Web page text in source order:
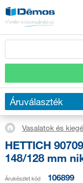
Áruválaszték
Vasalatok és
HETTICH
148/128 mm
Árukészlet kód 106899